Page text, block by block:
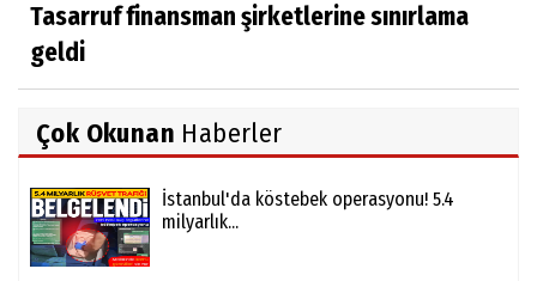
Tasarruf finansman şirketlerine sınırlama
geldi
Çok Okunan Haberler
İstanbul'da köstebek operasyonu! 5.4
milyarlık...